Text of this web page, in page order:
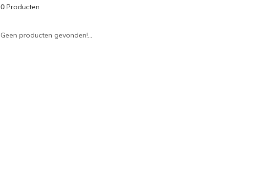
0Producten
Geen producten gevonden!...